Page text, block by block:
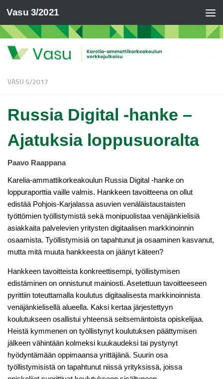
Vasu 3/2021
VASU 5/2017
Russia Digital -hanke –
Ajatuksia loppusuoralta
Paavo Raappana
Karelia-ammattikorkeakoulun Russia Digital -hanke on
loppuraporttia vaille valmis. Hankkeen tavoitteena on ollut
edistää Pohjois-Karjalassa asuvien venäläistaustaisten
työttömien työllistymistä sekä monipuolistaa venäjänkielisiä
asiakkaita palvelevien yritysten digitaalisen markkinoinnin
osaamista. Työllistymisiä on tapahtunut ja osaaminen kasvanut,
mutta mitä muuta hankkeesta on jäänyt käteen?
Hankkeen tavoitteista konkreettisempi, työllistymisen
edistäminen on onnistunut mainiosti. Asetettuun tavoitteeseen
pyrittiin toteuttamalla koulutus digitaalisesta markkinoinnista
venäjänkielisellä alueella. Kaksi kertaa järjestettyyn
koulutukseen osallistui yhteensä seitsemäntoista opiskelijaa.
Heistä kymmenen on työllistynyt koulutuksen päättymisen
jälkeen vähintään kolmeksi kuukaudeksi tai pystynyt
hyödyntämään oppimaansa yrittäjänä. Suurin osa
työllistymisistä on tapahtunut niissä yrityksissä, joissa